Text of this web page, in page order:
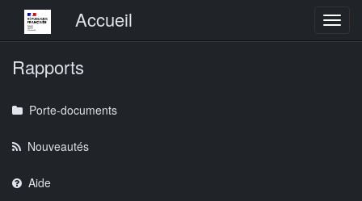
Menu principalAccueil
Rapports
Porte-documents
Nouveautés
Aide